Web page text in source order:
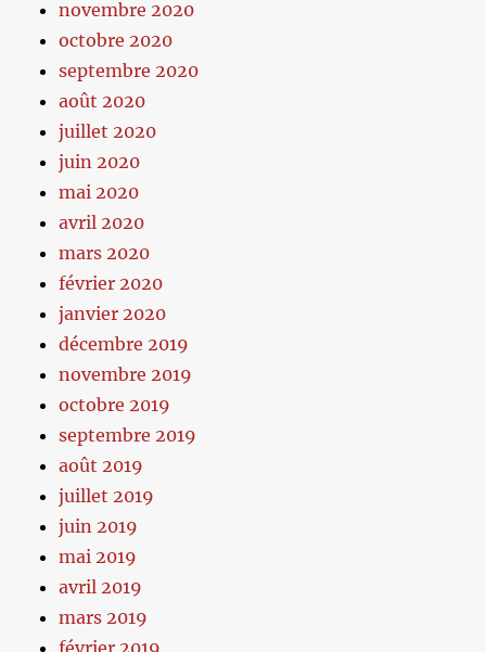
novembre 2020
octobre 2020
septembre 2020
août 2020
juillet 2020
juin 2020
mai 2020
avril 2020
mars 2020
février 2020
janvier 2020
décembre 2019
novembre 2019
octobre 2019
septembre 2019
août 2019
juillet 2019
juin 2019
mai 2019
avril 2019
mars 2019